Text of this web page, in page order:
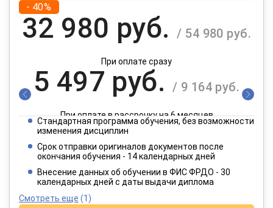
- 40%
32 980 руб. / 54 980 руб.
При оплате сразу
5 497 руб. / 9 164 руб.
При оплате в рассрочку на 6 месяцев
2 749 руб.
При оплате в рассрочку на 12 месяцев
Стандартная программа обучения, без возможности
изменения дисциплин
Срок отправки оригиналов документов после
окончания обучения - 14 календарных дней
Внесение данных об обучении в ФИС ФРДО - 30
календарных дней с даты выдачи диплома
Смотреть еще (1)